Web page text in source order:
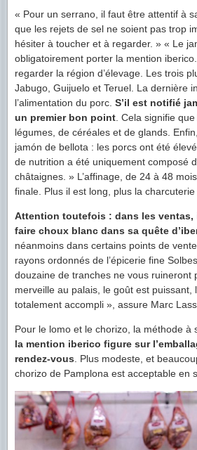
« Pour un serrano, il faut être attentif à
que les rejets de sel ne soient pas trop
hésiter à toucher et à regarder. » « Le
obligatoirement porter la mention
regarder la région d’élevage. Les trois
Jabugo, Guijuelo et Teruel. La dernière
l’alimentation du porc. S’il est notifié
un premier bon point . Cela signifie
légumes, de céréales et de glands.
jamón de bellota : les porcs ont été
de nutrition a été uniquement composé
châtaignes. » L’affinage, de 24 à 48
finale. Plus il est long, plus la charcuterie
Attention toutefois : dans les ventas,
faire choux blanc dans sa quête
néanmoins dans certains points de
rayons ordonnés de l’épicerie fine
douzaine de tranches ne vous ruineront
merveille au palais, le goût est puissant,
totalement accompli », assure Marc
Pour le lomo et le chorizo, la méthode à
la mention iberico figure sur
rendez-vous . Plus modeste, et
chorizo de Pamplona est acceptable en